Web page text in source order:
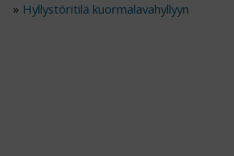
» Hyllystöritilä kuormalavahyllyyn